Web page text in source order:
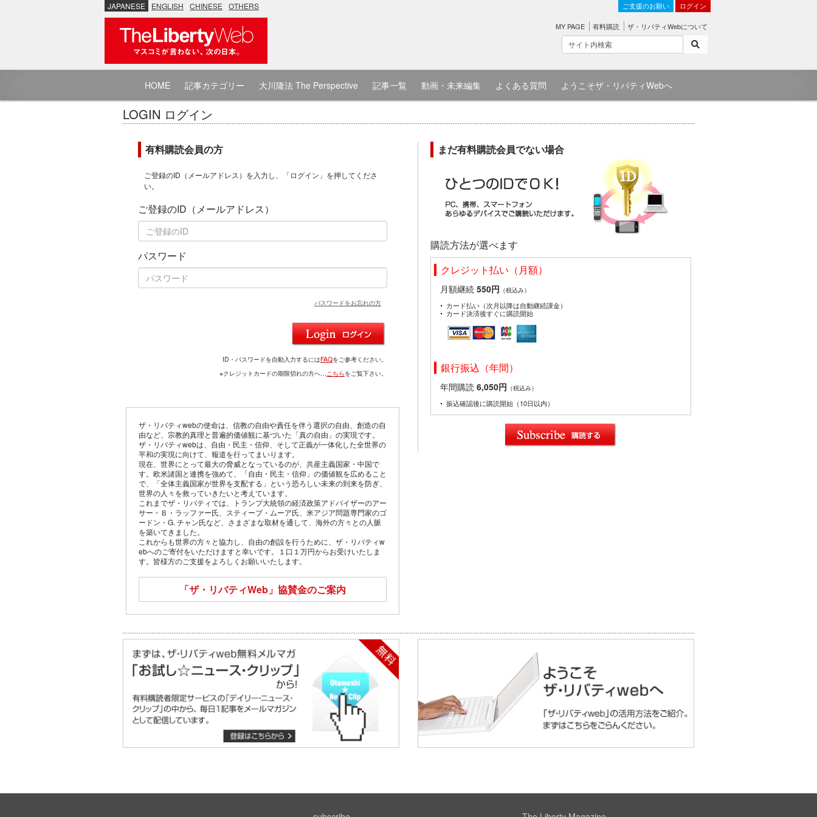
JAPANESE ENGLISH CHINESE OTHERS ご支援のお願い ログイン
MY PAGE 有料購読 ザ・リバティWebについて
HOME 記事カテゴリー 大川隆法 The Perspective 記事一覧 動画・未来編集 よくある質問 ようこそザ・リバティWebへ
LOGIN ログイン
有料購読会員の方
ご登録のID（メールアドレス）を入力し、「ログイン」を押してくださ
い。
ご登録のID（メールアドレス）
パスワード
パスワードをお忘れの方
ID・パスワードを自動入力するにはFAQをご参考ください。
※クレジットカードの期限切れの方へ…こちらをご覧下さい。
ザ・リバティwebの使命は、信教の自由や責任を伴う選択の自由、創造の自
由など、宗教的真理と普遍的価値観に基づいた「真の自由」の実現です。
ザ・リバティwebは、自由・民主・信仰、そして正義が一体化した全世界の
平和の実現に向けて、報道を行ってまいります。
現在、世界にとって最大の脅威となっているのが、共産主義国家・中国で
す。欧米諸国と連携を強めて、「自由・民主・信仰」の価値観を広めること
で、「全体主義国家が世界を支配する」という恐ろしい未来の到来を防ぎ、
世界の人々を救っていきたいと考えています。
これまでザ・リバティでは、トランプ大統領の経済政策アドバイザーのアー
サー・Ｂ・ラッファー氏、スティーブ・ムーア氏、米アジア問題専門家のゴ
ードン・G. チャン氏など、さまざまな取材を通して、海外の方々との人脈
を築いてきました。
これからも世界の方々と協力し、自由の創設を行うために、ザ・リバティw
ebへのご寄付をいただけますと幸いです。１口１万円からお受けいたしま
す。皆様方のご支援をよろしくお願いいたします。
「ザ・リバティWeb」 協賛金のご案内
まだ有料購読会員でない場合
購読方法が選べます
クレジット払い（月額）
月額継続 550円 （税込み）
カード払い（次月以降は自動継続課金）
カード決済後すぐに購読開始
銀行振込（年間）
年間購読 6,050円 （税込み）
振込確認後に購読開始（10日以内）